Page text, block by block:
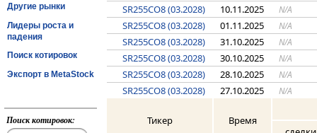
Другие рынки
Лидеры роста и
падения
Поиск котировок
Экспорт в MetaStock
Поиск котировок:
SR255CO8 (03.2028) 10.11.2025 N/A
SR255CO8 (03.2028) 01.11.2025 N/A
SR255CO8 (03.2028) 31.10.2025 N/A
SR255CO8 (03.2028) 30.10.2025 N/A
SR255CO8 (03.2028) 28.10.2025 N/A
SR255CO8 (03.2028) 27.10.2025 N/A
Тикер
Время